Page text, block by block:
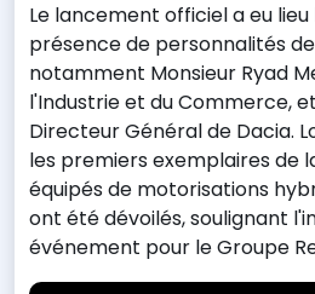
Le lancement officiel a eu lieu
présence de personnalités
notamment Monsieur Ryad
l'Industrie et du Commerce,
Directeur Général de Dacia.
les premiers exemplaires de
équipés de motorisations
ont été dévoilés, soulignant
événement pour le Groupe